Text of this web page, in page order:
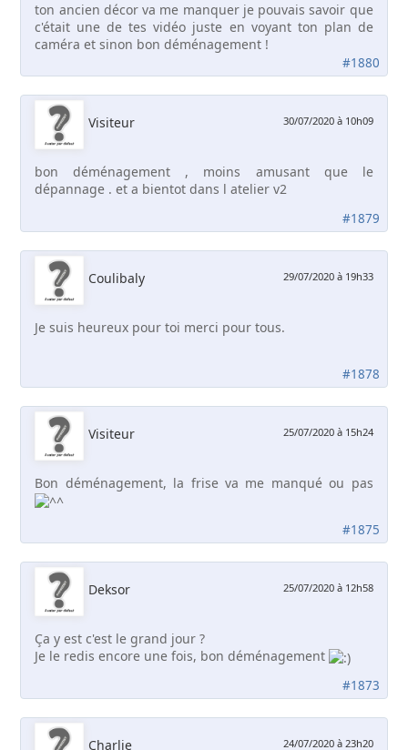
#1880
ton ancien décor va me manquer je pouvais savoir que
c'était une de tes vidéo juste en voyant ton plan de
caméra et sinon bon déménagement !
Visiteur
#1879
30/07/2020 à 10h09
bon déménagement , moins amusant que le
dépannage . et a bientot dans l atelier v2
Coulibaly
#1878
29/07/2020 à 19h33
Je suis heureux pour toi merci pour tous.
Visiteur
#1875
25/07/2020 à 15h24
Bon déménagement, la frise va me manqué ou pas
Deksor
#1873
25/07/2020 à 12h58
Ça y est c'est le grand jour ?
Je le redis encore une fois, bon déménagement
Charlie 24/07/2020 à 23h20